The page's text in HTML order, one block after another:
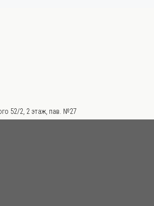
52/2, 2 этаж, пав. №27